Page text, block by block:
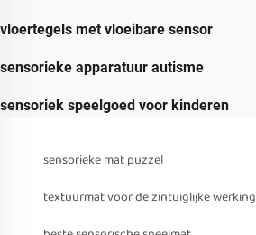
vloertegels met vloeibare sensor
sensorieke apparatuur autisme
sensoriek speelgoed voor kinderen
sensorieke mat puzzel
textuurmat voor de zintuiglijke werking